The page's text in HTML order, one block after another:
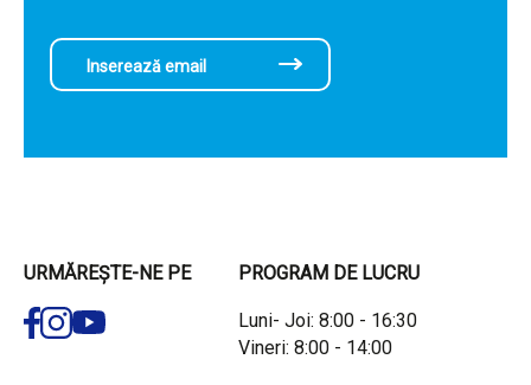
URMĂREȘTE-NE PE PROGRAM DE LUCRU
Luni- Joi: 8:00 - 16:30
Vineri: 8:00 - 14:00